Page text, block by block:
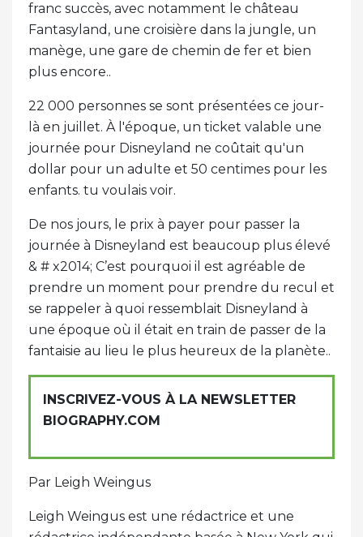
franc succès, avec notamment le château
Fantasyland, une croisière dans la jungle, un
manège, une gare de chemin de fer et bien
plus encore..
22 000 personnes se sont présentées ce jour-
là en juillet. À l'époque, un ticket valable une
journée pour Disneyland ne coûtait qu'un
dollar pour un adulte et 50 centimes pour les
enfants. tu voulais voir.
De nos jours, le prix à payer pour passer la
journée à Disneyland est beaucoup plus élevé
& # x2014; C’est pourquoi il est agréable de
prendre un moment pour prendre du recul et
se rappeler à quoi ressemblait Disneyland à
une époque où il était en train de passer de la
fantaisie au lieu le plus heureux de la planète..
INSCRIVEZ-VOUS À LA NEWSLETTER
BIOGRAPHY.COM
Par Leigh Weingus
Leigh Weingus est une rédactrice et une